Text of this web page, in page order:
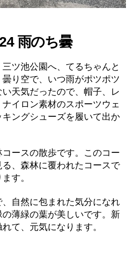
雨のち曇
ツ池公園へ、てるちゃんと
り空で、いつ雨がポツポツ
天気だったので、帽子、レ
イロン素材のスポーツウェ
ングシューズを履いて出か
ースの散歩です。このコー
、森林に覆われたコースで
す。
自然に包まれた気分になれ
の薄緑の葉が美しいです。新
て、元気になります。